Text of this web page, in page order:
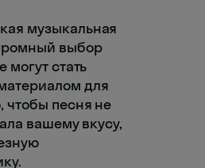
музыкальная
выбор
могут стать
для
песня не
вашему вкусу,